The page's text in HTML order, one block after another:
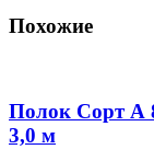
Похожие
Полок Сорт А
3,0 м